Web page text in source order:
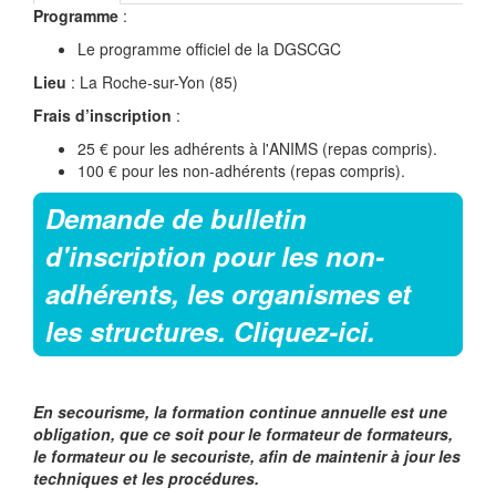
Programme :
Le programme officiel de la DGSCGC
Lieu : La Roche-sur-Yon (85)
Frais d’inscription :
25 € pour les adhérents à l'ANIMS (repas compris).
100 € pour les non-adhérents (repas compris).
Demande de bulletin
d'inscription pour les non-
adhérents, les organismes et
les structures. Cliquez-ici.
En secourisme, la formation continue annuelle est une
obligation, que ce soit pour le formateur de formateurs,
le formateur ou le secouriste, afin de maintenir à jour les
techniques et les procédures.